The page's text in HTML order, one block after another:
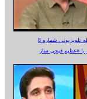
تلویزیونی شماره 8